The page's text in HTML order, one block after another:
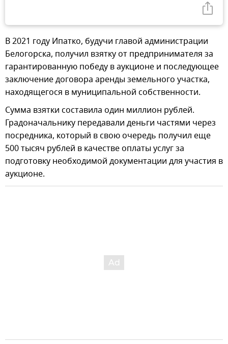
В 2021 году Ипатко, будучи главой администрации
Белогорска, получил взятку от предпринимателя за
гарантированную победу в аукционе и последующее
заключение договора аренды земельного участка,
находящегося в муниципальной собственности.
Сумма взятки составила один миллион рублей.
Градоначальнику передавали деньги частями через
посредника, который в свою очередь получил еще
500 тысяч рублей в качестве оплаты услуг за
подготовку необходимой документации для участия в
аукционе.